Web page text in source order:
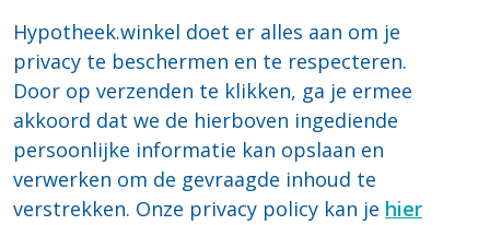
Hypotheek.winkel doet er alles aan om je
privacy te beschermen en te respecteren.
Door op verzenden te klikken, ga je ermee
akkoord dat we de hierboven ingediende
persoonlijke informatie kan opslaan en
verwerken om de gevraagde inhoud te
verstrekken. Onze privacy policy kan je hier